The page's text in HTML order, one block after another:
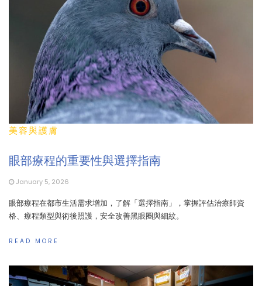
美容與護膚
眼部療程的重要性與選擇指南
January 5, 2026
眼部療程在都市生活需求增加，了解「選擇指南」，掌握評估治療師資
格、療程類型與術後照護，安全改善黑眼圈與細紋。
READ MORE